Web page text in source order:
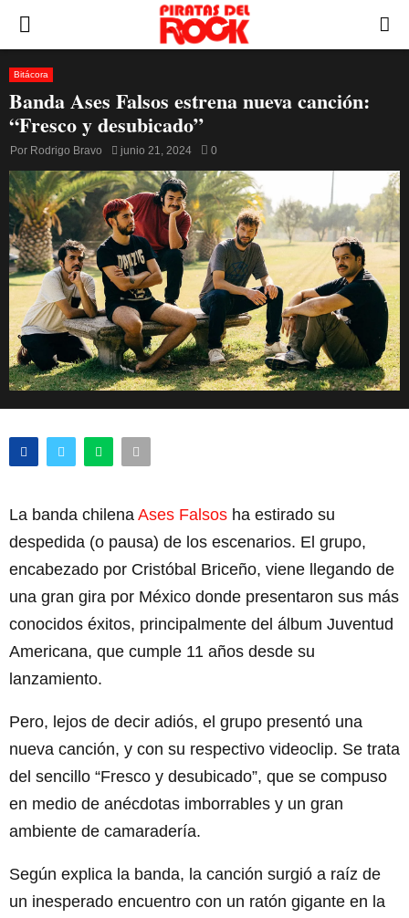
PRIMARY
MENU
Bitácora
Banda Ases Falsos estrena nueva canción:
“Fresco y desubicado”
Por Rodrigo Bravo junio 21, 2024 0
La banda chilena Ases Falsos ha estirado su
despedida (o pausa) de los escenarios. El grupo,
encabezado por Cristóbal Briceño, viene llegando de
una gran gira por México donde presentaron sus más
conocidos éxitos, principalmente del álbum Juventud
Americana, que cumple 11 años desde su
lanzamiento.
Pero, lejos de decir adiós, el grupo presentó una
nueva canción, y con su respectivo videoclip. Se trata
del sencillo “Fresco y desubicado”, que se compuso
en medio de anécdotas imborrables y un gran
ambiente de camaradería.
Según explica la banda, la canción surgió a raíz de
un inesperado encuentro con un ratón gigante en la